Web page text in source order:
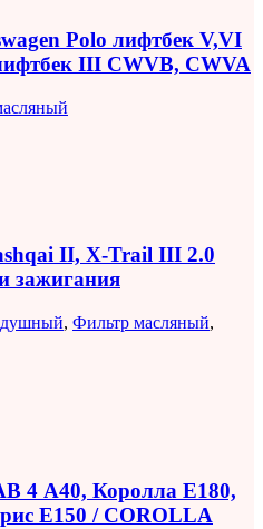
Polo лифтбек V,VI
III CWVB, CWVA
II, X-Trail III 2.0
зажигания
, Фильтр масляный,
4 A40, Королла E180,
E150 / COROLLA